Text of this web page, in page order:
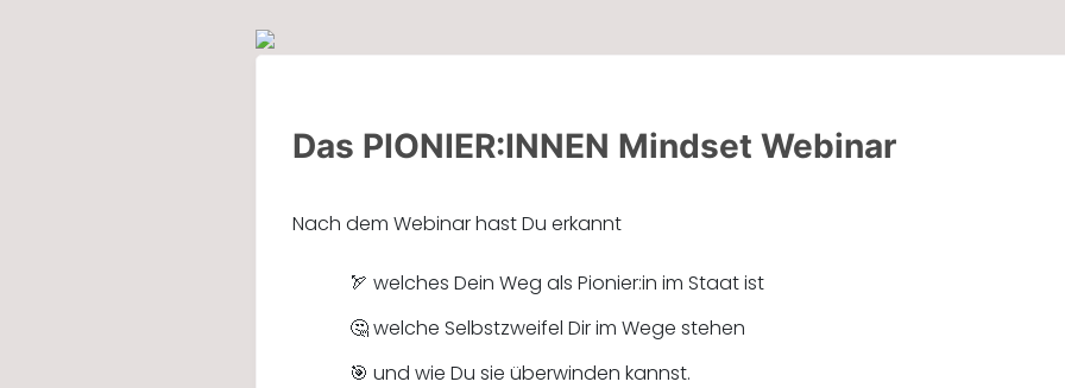
Das PIONIER:INNEN Mindset Webinar
Nach dem Webinar hast Du erkannt
🏹 welches Dein Weg als Pionier:in im Staat ist
🤔 welche Selbstzweifel Dir im Wege stehen
🎯 und wie Du sie überwinden kannst.